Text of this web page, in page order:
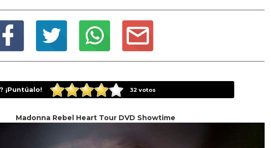
¡Puntúalo! 32 votos
Madonna Rebel Heart Tour DVD Showtime